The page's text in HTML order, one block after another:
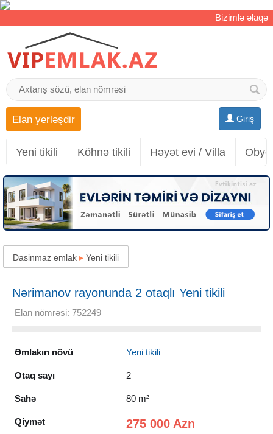
Bizimlə əlaqə
Giriş
Elan yerləşdir
Yeni tikili Köhnə tikili Həyət evi / Villa
Dasinmaz emlak ▸ Yeni tikili
Nərimanov rayonunda 2 otaqlı Yeni tikili
Satılır, 80 m²
Elan nömrəsi: 752249
Əmlakın növü Yeni tikili
Otaq sayı 2
Sahə 80 m²
Qiymət 275 000 Azn